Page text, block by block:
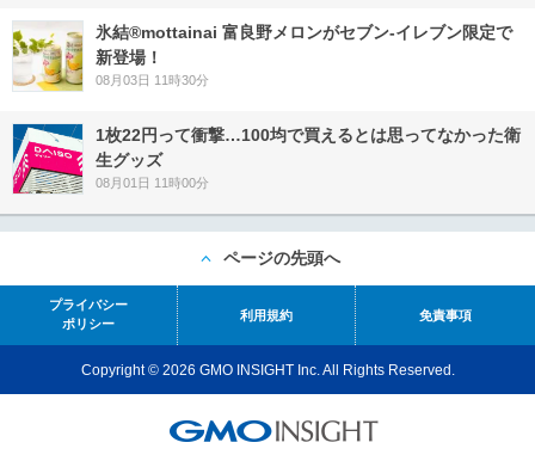
氷結®mottainai 富良野メロンがセブン‐イレブン限定で
新登場！
08月03日 11時30分
1枚22円って衝撃…100均で買えるとは思ってなかった衛
生グッズ
08月01日 11時00分
ページの先頭へ
プライバシー
ポリシー
利用規約 免責事項
Copyright © 2026 GMO INSIGHT Inc. All Rights Reserved.